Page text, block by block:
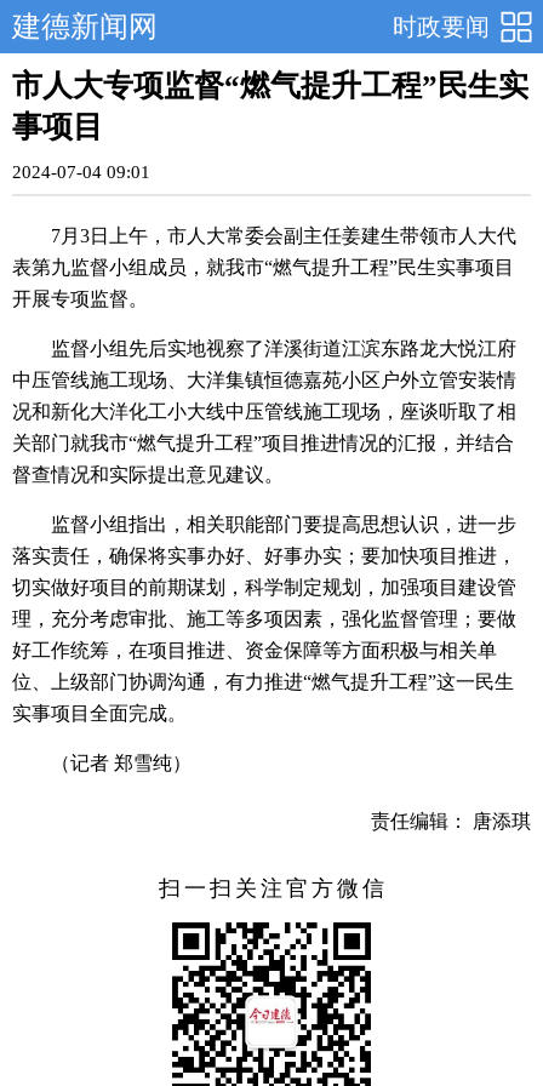
时政要闻
建德新闻网
市人大专项监督“燃气提升工程”民生实
事项目
2024-07-04 09:01
7月3日上午，市人大常委会副主任姜建生带领市人大代
表第九监督小组成员，就我市“燃气提升工程”民生实事项目
开展专项监督。
监督小组先后实地视察了洋溪街道江滨东路龙大悦江府
中压管线施工现场、大洋集镇恒德嘉苑小区户外立管安装情
况和新化大洋化工小大线中压管线施工现场，座谈听取了相
关部门就我市“燃气提升工程”项目推进情况的汇报，并结合
督查情况和实际提出意见建议。
监督小组指出，相关职能部门要提高思想认识，进一步
落实责任，确保将实事办好、好事办实；要加快项目推进，
切实做好项目的前期谋划，科学制定规划，加强项目建设管
理，充分考虑审批、施工等多项因素，强化监督管理；要做
好工作统筹，在项目推进、资金保障等方面积极与相关单
位、上级部门协调沟通，有力推进“燃气提升工程”这一民生
实事项目全面完成。
（记者 郑雪纯）
责任编辑： 唐添琪
扫一扫关注官方微信